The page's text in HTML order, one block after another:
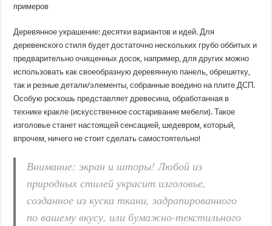
Деревянное украшение: десятки вариантов и идей. Для
деревенского стиля будет достаточно нескольких грубо оббитых и
предварительно очищенных досок, например, для других можно
использовать как своеобразную деревянную панель, обрешетку,
так и резные детали/элементы, собранные воедино на плите ДСП.
Особую роскошь представляет древесина, обработанная в
технике кракле (искусственное состаривание мебели). Такое
изголовье станет настоящей сенсацией, шедевром, который,
впрочем, ничего не стоит сделать самостоятельно!
Внимание: экран и шторы! Любой из
природных стилей украсит изголовье,
созданное из куска ткани, задрапированного
по вашему вкусу, или бумажно-текстильного